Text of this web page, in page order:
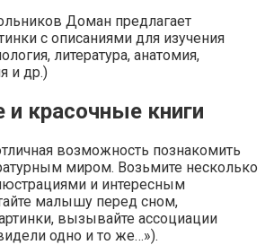
Доман предлагает
с описаниями для изучения
литература, анатомия,
и др.)
и красочные книги
возможность познакомить
миром. Возьмите несколько
и интересным
малышу перед сном,
вызывайте ассоциации
одно и то же…»).